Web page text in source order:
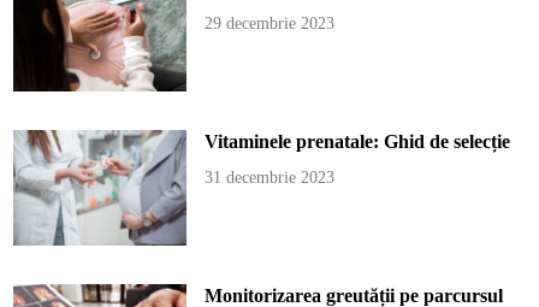
29 decembrie 2023
Vitaminele prenatale: Ghid de selecție
31 decembrie 2023
Monitorizarea greutății pe parcursul